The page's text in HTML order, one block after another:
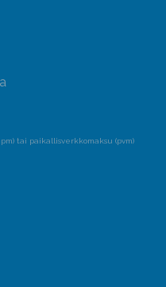
tai paikallisverkkomaksu (pvm)